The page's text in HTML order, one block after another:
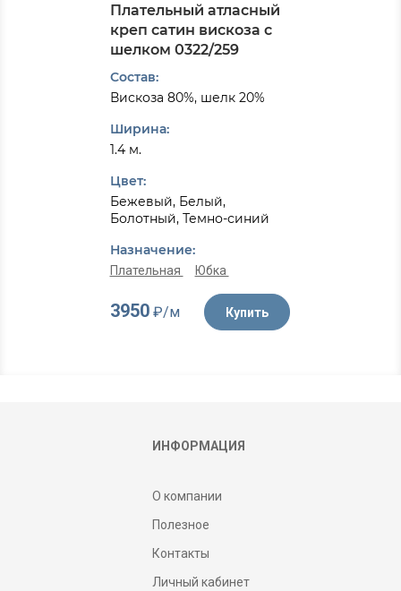
Плательный атласный
креп сатин вискоза с
шелком 0322/259
Состав:
Вискоза 80%, шелк 20%
Ширина:
1.4 м.
Цвет:
Бежевый, Белый,
Болотный, Темно-синий
Назначение:
Плательная Юбка
3950₽/м Купить
ИНФОРМАЦИЯ
О компании
Полезное
Контакты
Личный кабинет